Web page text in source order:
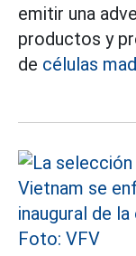
emitir una
productos y
de células